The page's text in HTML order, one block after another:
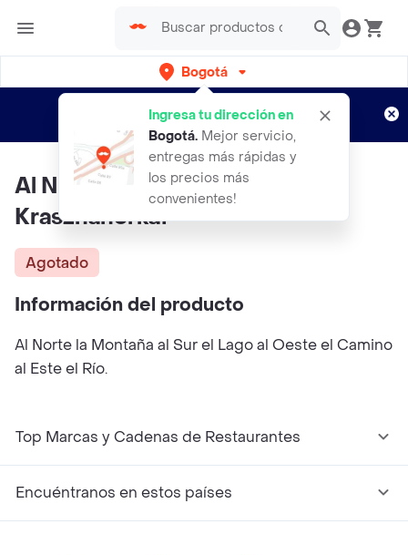
Bogotá
Ingresa tu dirección en
Bogotá. Mejor servicio,
entregas más rápidas y
los precios más
convenientes!
envíos gratis por semanas
Aplican TyC
Al Norte la Montaña -
Krasznahorkai
Agotado
Información del producto
Al Norte la Montaña al Sur el Lago al Oeste el Camino
al Este el Río.
Top Marcas y Cadenas de Restaurantes
Encuéntranos en estos países